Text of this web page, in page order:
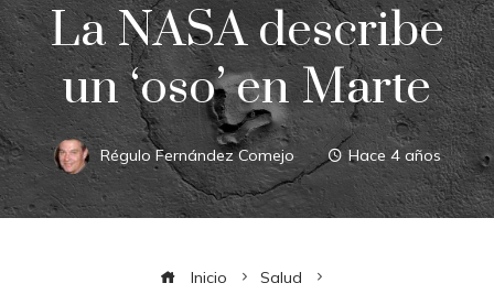
La NASA describe
un ‘oso’ en Marte
Régulo Fernández Comejo Hace 4 años
Inicio
Salud